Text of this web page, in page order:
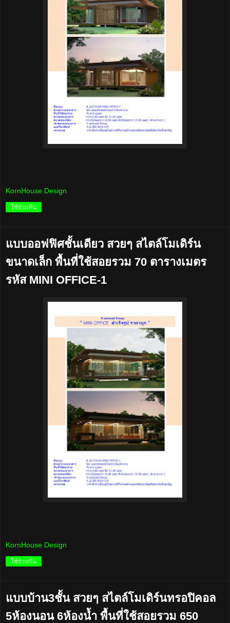
KornHouse Design
ใช้ร่วมกัน
แบบออฟฟิศชั้นเดียว สวยๆ สไตล์โมเดิร์น
ขนาดเล็ก พื้นที่ใช้สอยรวม 70 ตารางเมตร
รหัส MINI OFFICE-1
KornHouse Design
ใช้ร่วมกัน
แบบบ้าน3ชั้น สวยๆ สไตล์โมเดิร์นทรอปิคอล
5ห้องนอน 6ห้องน้ำ พื้นที่ใช้สอยรวม 650